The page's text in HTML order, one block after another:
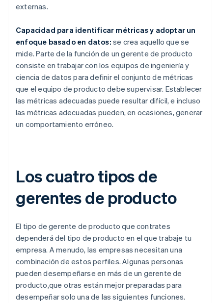
externas.
Capacidad para identificar métricas y adoptar un
enfoque basado en datos: se crea aquello que se
mide. Parte de la función de un gerente de producto
consiste en trabajar con los equipos de ingeniería y
ciencia de datos para definir el conjunto de métricas
que el equipo de producto debe supervisar. Establecer
las métricas adecuadas puede resultar difícil, e incluso
las métricas adecuadas pueden, en ocasiones, generar
un comportamiento erróneo.
Los cuatro tipos de
gerentes de producto
El tipo de gerente de producto que contrates
dependerá del tipo de producto en el que trabaje tu
empresa. A menudo, las empresas necesitan una
combinación de estos perfiles. Algunas personas
pueden desempeñarse en más de un gerente de
producto,que otras están mejor preparadas para
desempeñar solo una de las siguientes funciones.